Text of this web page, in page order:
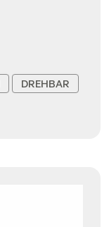
DREHBAR